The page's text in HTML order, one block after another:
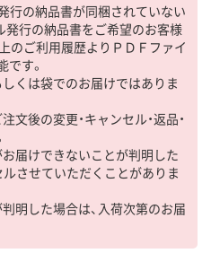
行の納品書が同梱されていない
発行の納品書をご希望のお客様
のご利用履歴よりＰＤＦファイ
す。
くは袋でのお届けではありま
文後の変更・キャンセル・返品・
お届けできないことが判明した
させていただくことがありま
明した場合は、入荷次第のお届